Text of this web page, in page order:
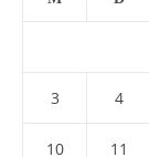
3 4
10 11